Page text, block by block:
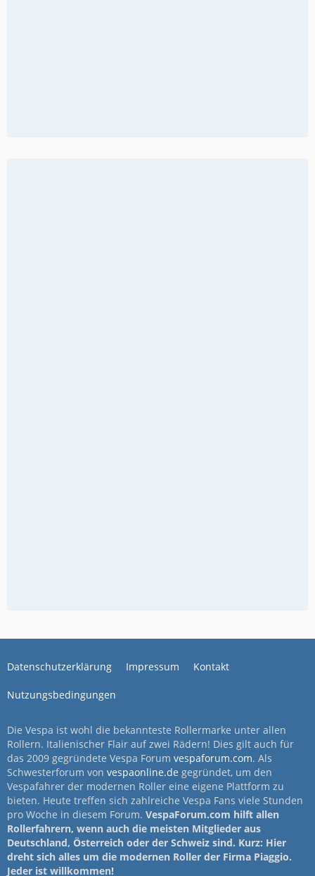
Datenschutzerklärung Impressum Kontakt
Nutzungsbedingungen
Die Vespa ist wohl die bekannteste Rollermarke unter allen
Rollern. Italienischer Flair auf zwei Rädern! Dies gilt auch für
das 2009 gegründete Vespa Forum vespaforum.com. Als
Schwesterforum von vespaonline.de gegründet, um den
Vespafahrer der modernen Roller eine eigene Plattform zu
bieten. Heute treffen sich zahlreiche Vespa Fans viele Stunden
pro Woche in diesem Forum. VespaForum.com hilft allen
Rollerfahrern, wenn auch die meisten Mitglieder aus
Deutschland, Österreich oder der Schweiz sind. Kurz: Hier
dreht sich alles um die modernen Roller der Firma Piaggio.
Jeder ist willkommen!